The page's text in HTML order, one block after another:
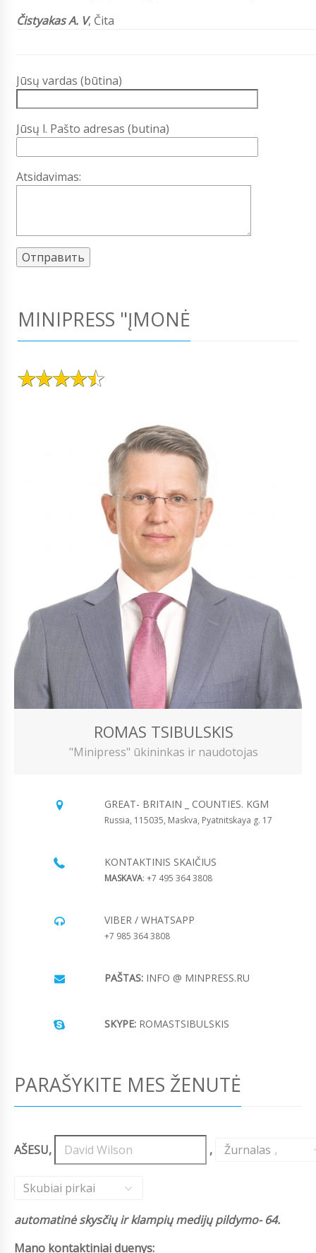
Čistyakas A. V, Čita
Jūsų vardas (būtina)
Jūsų l. Pašto adresas (butina)
Atsidavimas:
MINIPRESS "ĮMONĖ
ROMAS TSIBULSKIS
"Minipress" ūkininkas ir naudotojas
GREAT- BRITAIN _ COUNTIES. KGM
Russia, 115035, Maskva, Pyatnitskaya g. 17
KONTAKTINIS SKAIČIUS
MASKAVA: +7 495 364 3808
VIBER / WHATSAPP
+7 985 364 3808
PAŠTAS: INFO @ MINPRESS.RU
SKYPE: ROMASTSIBULSKIS
PARAŠYKITE MES ŽENUTĖ
AŠESU, , Žurnalas ,
Skubiai pirkai
automatinė skysčių ir klampių medijų pildymo- 64.
Mano kontaktiniai duenys: